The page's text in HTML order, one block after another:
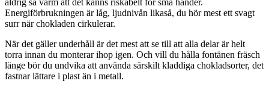
aldrig så varm att det känns riskabelt för små händer.
Energiförbrukningen är låg, ljudnivån likaså, du hör mest ett svagt
surr när chokladen cirkulerar.
När det gäller underhåll är det mest att se till att alla delar är helt
torra innan du monterar ihop igen. Och vill du hålla fontänen fräsch
länge bör du undvika att använda särskilt kladdiga chokladsorter, det
fastnar lättare i plast än i metall.